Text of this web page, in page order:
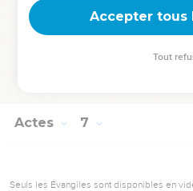
détruira ce lieu-ci, et changera
a enseignées.
Et tous ceux qui étaient assis
Actes 7
Seuls les Évangiles sont disponibles en
Accepter tous
Tout